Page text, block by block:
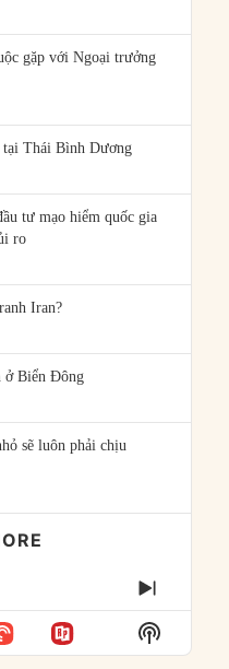
gặp với Ngoại trưởng
Thái Bình Dương
tư mạo hiểm quốc gia
ro
Iran?
ở Biển Đông
sẽ luôn phải chịu
NEXT
Show
Podcast